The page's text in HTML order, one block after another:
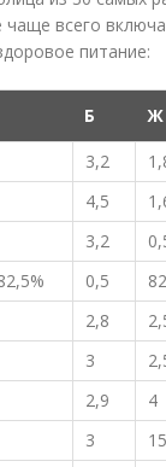
чаще всего
питание:
Б Ж
3,2
4,5
3,2
0,5
2,8
3
2,9 4
3 15